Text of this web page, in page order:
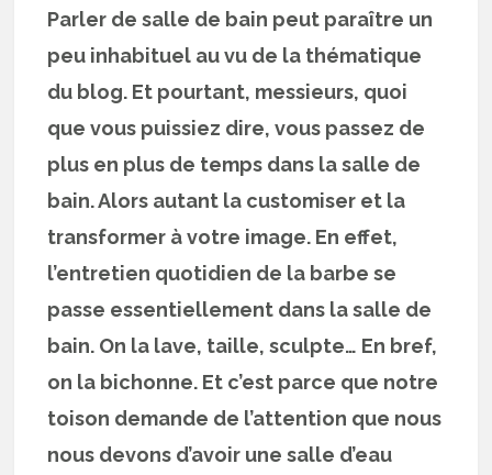
Parler de salle de bain peut paraître un
peu inhabituel au vu de la thématique
du blog. Et pourtant, messieurs, quoi
que vous puissiez dire, vous passez de
plus en plus de temps dans la salle de
bain. Alors autant la customiser et la
transformer à votre image. En effet,
l’entretien quotidien de la barbe se
passe essentiellement dans la salle de
bain. On la lave, taille, sculpte… En bref,
on la bichonne. Et c’est parce que notre
toison demande de l’attention que nous
nous devons d’avoir une salle d’eau